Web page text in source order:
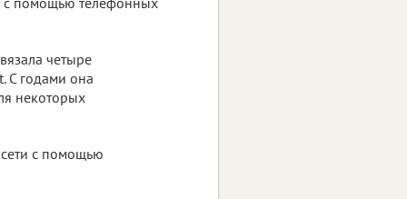
четыре
С годами она
некоторых
с помощью